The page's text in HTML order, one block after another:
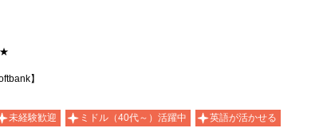
★
】
未経験歓迎 ミドル（40代～）活躍中
英語が活かせる